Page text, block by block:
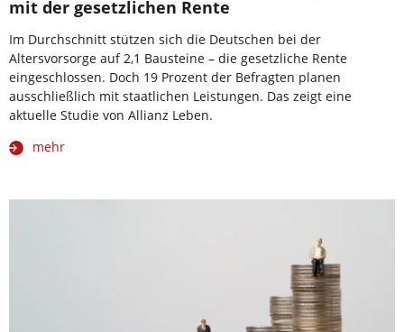
mit der gesetzlichen Rente
Im Durchschnitt stützen sich die Deutschen bei der
Altersvorsorge auf 2,1 Bausteine – die gesetzliche Rente
eingeschlossen. Doch 19 Prozent der Befragten planen
ausschließlich mit staatlichen Leistungen. Das zeigt eine
aktuelle Studie von Allianz Leben.
mehr